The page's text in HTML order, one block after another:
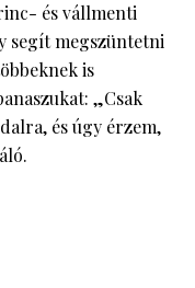
és vállmenti
segít megszüntetni
is
„Csak
és úgy érzem,